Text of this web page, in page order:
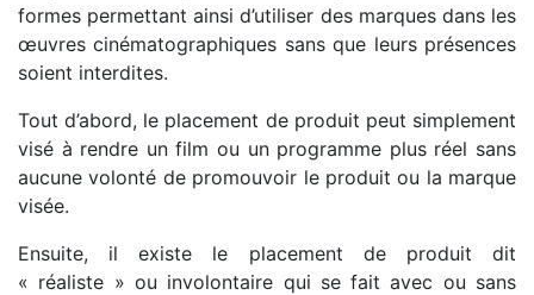
formes permettant ainsi d’utiliser des marques dans les
œuvres cinématographiques sans que leurs présences
soient interdites.
Tout d’abord, le placement de produit peut simplement
visé à rendre un film ou un programme plus réel sans
aucune volonté de promouvoir le produit ou la marque
visée.
Ensuite, il existe le placement de produit dit
« réaliste » ou involontaire qui se fait avec ou sans